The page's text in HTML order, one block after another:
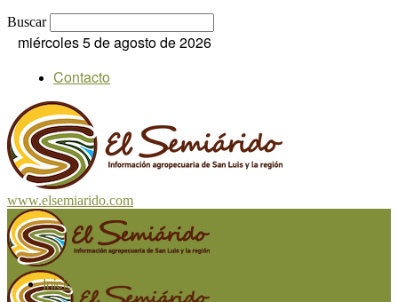
Buscar
miércoles 5 de agosto de 2026
Contacto
www.elsemiarido.com
Inicio